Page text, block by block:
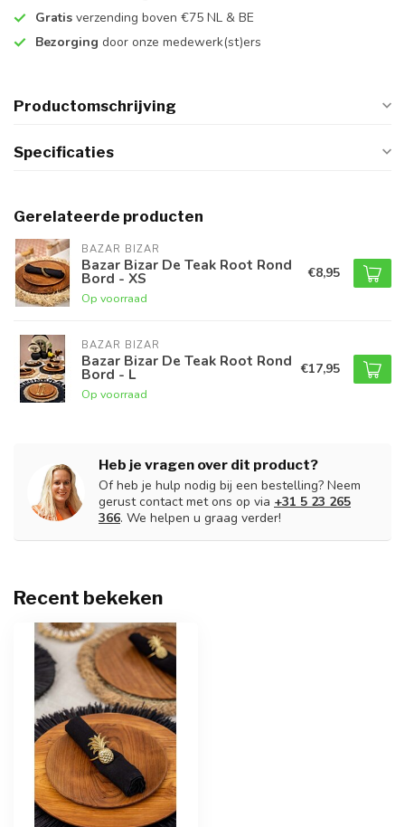
Gratis verzending boven €75 NL & BE
Bezorging door onze medewerk(st)ers
Productomschrijving
Specificaties
Gerelateerde producten
BAZAR BIZAR
Bazar Bizar De Teak Root Rond
Bord - XS
Op voorraad
€8,95
BAZAR BIZAR
Bazar Bizar De Teak Root Rond
Bord - L
Op voorraad
€17,95
Heb je vragen over dit product?
Of heb je hulp nodig bij een bestelling? Neem
gerust contact met ons op via +31 5 23 265
366. We helpen u graag verder!
Recent bekeken